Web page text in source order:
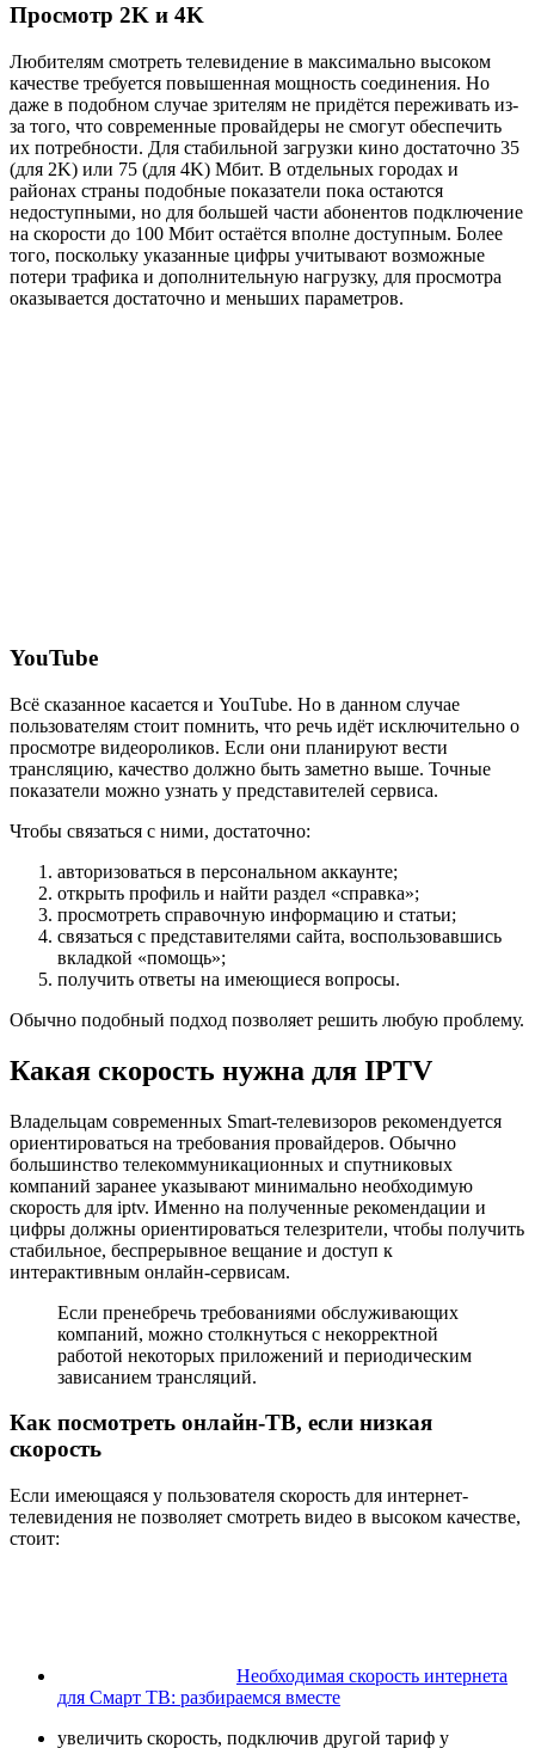
Просмотр 2K и 4K
Любителям смотреть телевидение в максимально высоком
качестве требуется повышенная мощность соединения. Но
даже в подобном случае зрителям не придётся переживать из-
за того, что современные провайдеры не смогут обеспечить
их потребности. Для стабильной загрузки кино достаточно 35
(для 2K) или 75 (для 4K) Мбит. В отдельных городах и
районах страны подобные показатели пока остаются
недоступными, но для большей части абонентов подключение
на скорости до 100 Мбит остаётся вполне доступным. Более
того, поскольку указанные цифры учитывают возможные
потери трафика и дополнительную нагрузку, для просмотра
оказывается достаточно и меньших параметров.
YouTube
Всё сказанное касается и YouTube. Но в данном случае
пользователям стоит помнить, что речь идёт исключительно о
просмотре видеороликов. Если они планируют вести
трансляцию, качество должно быть заметно выше. Точные
показатели можно узнать у представителей сервиса.
Чтобы связаться с ними, достаточно:
авторизоваться в персональном аккаунте;
открыть профиль и найти раздел «справка»;
просмотреть справочную информацию и статьи;
связаться с представителями сайта, воспользовавшись
вкладкой «помощь»;
получить ответы на имеющиеся вопросы.
Обычно подобный подход позволяет решить любую проблему.
Какая скорость нужна для IPTV
Владельцам современных Smart-телевизоров рекомендуется
ориентироваться на требования провайдеров. Обычно
большинство телекоммуникационных и спутниковых
компаний заранее указывают минимально необходимую
скорость для iptv. Именно на полученные рекомендации и
цифры должны ориентироваться телезрители, чтобы получить
стабильное, беспрерывное вещание и доступ к
интерактивным онлайн-сервисам.
Если пренебречь требованиями обслуживающих
компаний, можно столкнуться с некорректной
работой некоторых приложений и периодическим
зависанием трансляций.
Как посмотреть онлайн-ТВ, если низкая
скорость
Если имеющаяся у пользователя скорость для интернет-
телевидения не позволяет смотреть видео в высоком качестве,
стоит:
Необходимая скорость интернета
для Смарт ТВ: разбираемся вместе
увеличить скорость, подключив другой тариф у